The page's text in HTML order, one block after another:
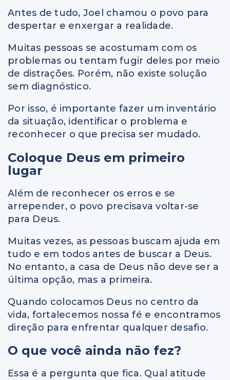
Antes de tudo, Joel chamou o povo para
despertar e enxergar a realidade.
Muitas pessoas se acostumam com os
problemas ou tentam fugir deles por meio
de distrações. Porém, não existe solução
sem diagnóstico.
Por isso, é importante fazer um inventário
da situação, identificar o problema e
reconhecer o que precisa ser mudado.
Coloque Deus em primeiro
lugar
Além de reconhecer os erros e se
arrepender, o povo precisava voltar-se
para Deus.
Muitas vezes, as pessoas buscam ajuda em
tudo e em todos antes de buscar a Deus.
No entanto, a casa de Deus não deve ser a
última opção, mas a primeira.
Quando colocamos Deus no centro da
vida, fortalecemos nossa fé e encontramos
direção para enfrentar qualquer desafio.
O que você ainda não fez?
Essa é a pergunta que fica. Qual atitude